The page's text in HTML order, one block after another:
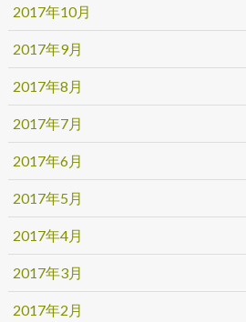
2017年10月
2017年9月
2017年8月
2017年7月
2017年6月
2017年5月
2017年4月
2017年3月
2017年2月